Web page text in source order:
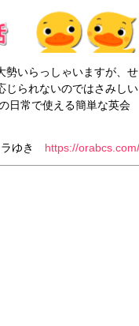
勢いらっしゃいますが、せ
じられないのではさみしい
日常で使える簡単な英会
ラゆき https://orabcs.com/